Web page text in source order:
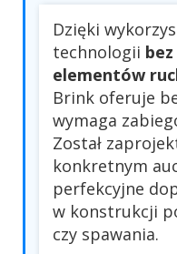
Dzięki
technologii
elementów
Brink oferuje
wymaga
Został
konkretnym
perfekcyjne
w konstrukcji
czy spawania.